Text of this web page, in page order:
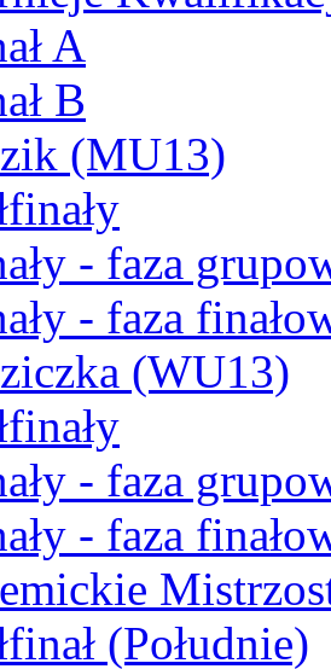
A
B
(MU13)
- faza
- faza
(WU13)
- faza
- faza
(Południe)